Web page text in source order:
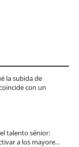
la subida de
con un
talento sénior:
a los mayore…